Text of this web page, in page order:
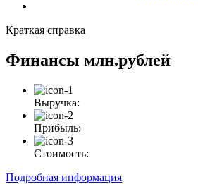
Краткая справка
Финансы млн.рублей
Выручка:
Прибыль:
Стоимость:
Подробная информация